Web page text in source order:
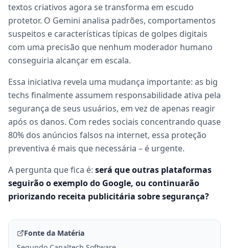
textos criativos agora se transforma em escudo
protetor. O Gemini analisa padrões, comportamentos
suspeitos e características típicas de golpes digitais
com uma precisão que nenhum moderador humano
conseguiria alcançar em escala.
Essa iniciativa revela uma mudança importante: as big
techs finalmente assumem responsabilidade ativa pela
segurança de seus usuários, em vez de apenas reagir
após os danos. Com redes sociais concentrando quase
80% dos anúncios falsos na internet, essa proteção
preventiva é mais que necessária – é urgente.
A pergunta que fica é: será que outras plataformas
seguirão o exemplo do Google, ou continuarão
priorizando receita publicitária sobre segurança?
Fonte da Matéria